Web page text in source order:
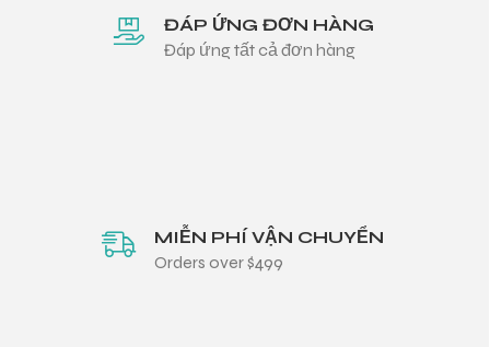
ĐÁP ỨNG ĐƠN HÀNG
Đáp ứng tất cả đơn hàng
MIỄN PHÍ VẬN CHUYỂN
Orders over $499